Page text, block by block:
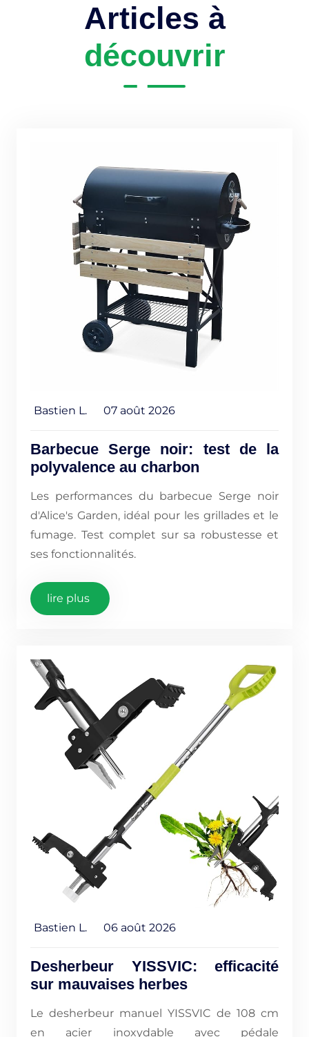
Articles à
découvrir
Bastien L. 07 août 2026
Barbecue Serge noir: test de la
polyvalence au charbon
Les performances du barbecue Serge noir
d'Alice's Garden, idéal pour les grillades et le
fumage. Test complet sur sa robustesse et
ses fonctionnalités.
lire plus
Bastien L. 06 août 2026
Desherbeur YISSVIC: efficacité
sur mauvaises herbes
Le desherbeur manuel YISSVIC de 108 cm
en acier inoxydable avec pédale